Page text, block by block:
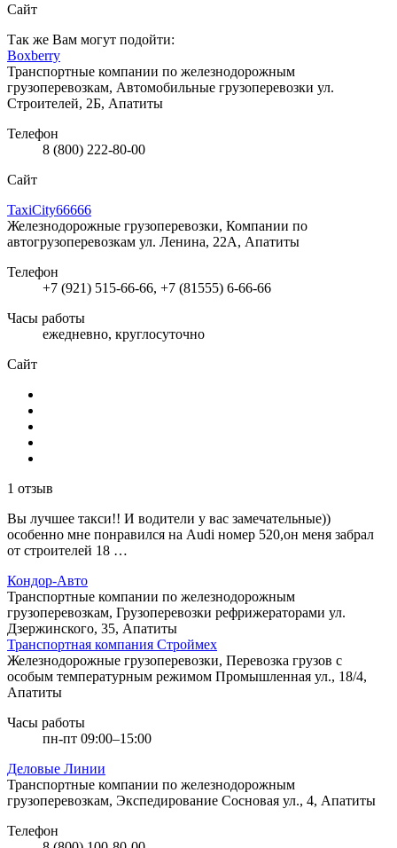
Сайт
Так же Вам могут подойти:
Boxberry
Транспортные компании по железнодорожным
грузоперевозкам, Автомобильные грузоперевозки ул.
Строителей, 2Б, Апатиты
Телефон
8 (800) 222-80-00
Сайт
TaxiCity66666
Железнодорожные грузоперевозки, Компании по
автогрузоперевозкам ул. Ленина, 22А, Апатиты
Телефон
+7 (921) 515-66-66, +7 (81555) 6-66-66
Часы работы
ежедневно, круглосуточно
Сайт
1 отзыв
Вы лучшее такси!! И водители у вас замечательные))
особенно мне понравился на Audi номер 520,он меня забрал
от строителей 18 …
Кондор-Авто
Транспортные компании по железнодорожным
грузоперевозкам, Грузоперевозки рефрижераторами ул.
Дзержинского, 35, Апатиты
Транспортная компания Строймех
Железнодорожные грузоперевозки, Перевозка грузов с
особым температурным режимом Промышленная ул., 18/4,
Апатиты
Часы работы
пн-пт 09:00–15:00
Деловые Линии
Транспортные компании по железнодорожным
грузоперевозкам, Экспедирование Сосновая ул., 4, Апатиты
Телефон